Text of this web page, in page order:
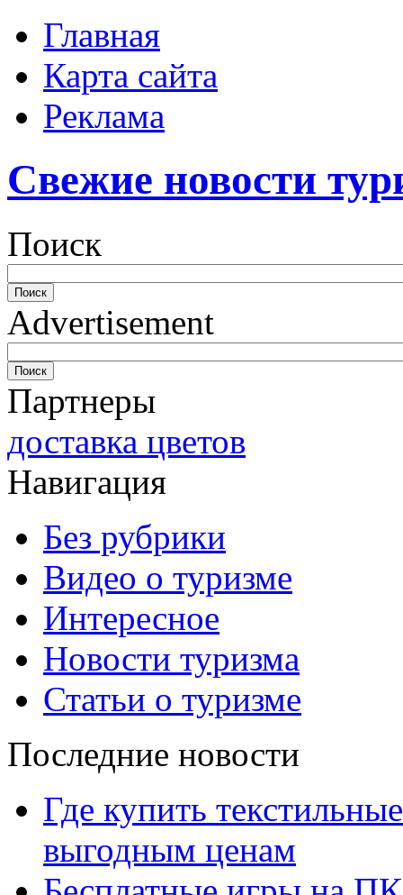
Главная
Карта сайта
Реклама
Свежие новости
Поиск
Advertisement
Партнеры
доставка цветов
Навигация
Без рубрики
Видео о туризме
Интересное
Новости туризма
Статьи о туризме
Последние новости
Где купить
выгодным ценам